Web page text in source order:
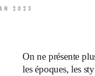
2025
On ne présente
les époques, les